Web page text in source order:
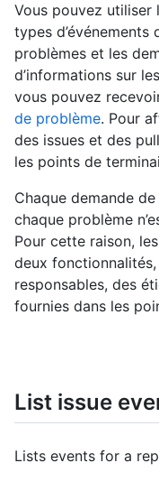
Vous pouvez utiliser
types d’événements
problèmes et les
d’informations sur
vous pouvez
de problème. Pour
des issues et des
les points de
Chaque demande
chaque problème
Pour cette raison,
deux
responsables, des
fournies dans les
List issue
Lists events for a